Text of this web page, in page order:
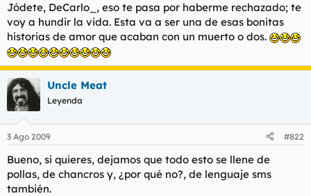
Jódete, DeCarlo_, eso te pasa por haberme rechazado; te
voy a hundir la vida. Esta va a ser una de esas bonitas
historias de amor que acaban con un muerto o dos.
Uncle Meat
Leyenda
3 Ago 2009 #822
Bueno, si quieres, dejamos que todo esto se llene de
pollas, de chancros y, ¿por qué no?, de lenguaje sms
también.